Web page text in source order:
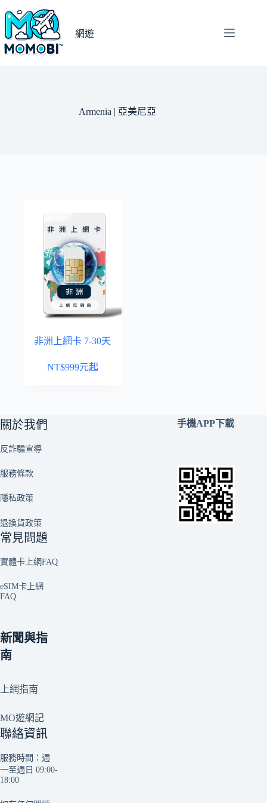
主
要
網遊
Armenia | 亞美尼亞
非洲上網卡 7-30天
NT$999元起
關於我們
反詐騙宣導
服務條款
隱私政策
退換貨政策
常見問題
實體卡上網FAQ
eSIM卡上網
FAQ
新聞與指
南
上網指南
MO遊網記
聯絡資訊
服務時間：週
一至週日 09:00-
18:00
手機APP下載